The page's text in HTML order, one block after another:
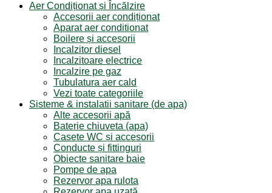
Aer Condiționat și Încălzire
Accesorii aer condiționat
Aparat aer conditionat
Boilere și accesorii
Incalzitor diesel
Incalzitoare electrice
Incalzire pe gaz
Tubulatura aer cald
Vezi toate categoriile
Sisteme & instalatii sanitare (de apa)
Alte accesorii apă
Baterie chiuveta (apa)
Casete WC și accesorii
Conducte și fittinguri
Obiecte sanitare baie
Pompe de apa
Rezervor apa rulota